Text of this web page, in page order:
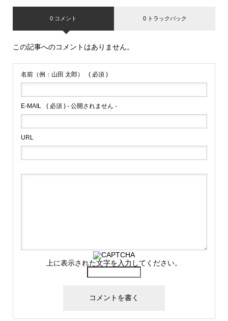
0 コメント 0 トラックバック
この記事へのコメントはありません。
名前（例：山田 太郎） ( 必須 )
E-MAIL ( 必須 ) - 公開されません -
URL
上に表示された文字を入力してください。